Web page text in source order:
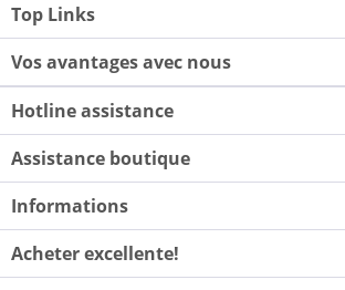
Top Links
Vos avantages avec nous
Hotline assistance
Assistance boutique
Informations
Acheter excellente!